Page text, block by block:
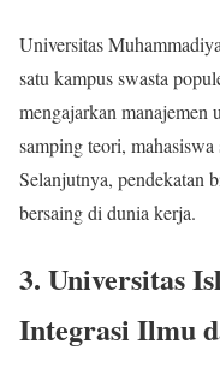
Universitas
satu kampus swasta
mengajarkan manajemen
samping teori,
Selanjutnya, pendekatan
bersaing di dunia kerja.
3. Universitas
Integrasi Ilmu